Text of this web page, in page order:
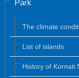
Park
The climate
List of islands
History of Kornati